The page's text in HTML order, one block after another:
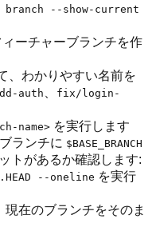
--show-current
ィーチャーブランチを作
、わかりやすい名前を
auth
fix/login-
name> を実行します
ブランチに $BASE_BRANCH
トがあるか確認します:
--oneline を実行
在のブランチをそのま